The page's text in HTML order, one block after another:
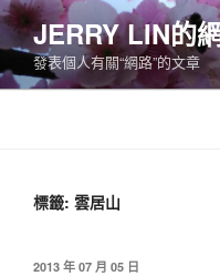
跳
至
主
要
JERRY LIN的
發表個人有關“網路”的文章
標籤: 雲居山
發
2013 年 07 月 05 日